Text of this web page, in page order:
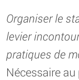
Organiser le
levier
pratiques de
Nécessaire